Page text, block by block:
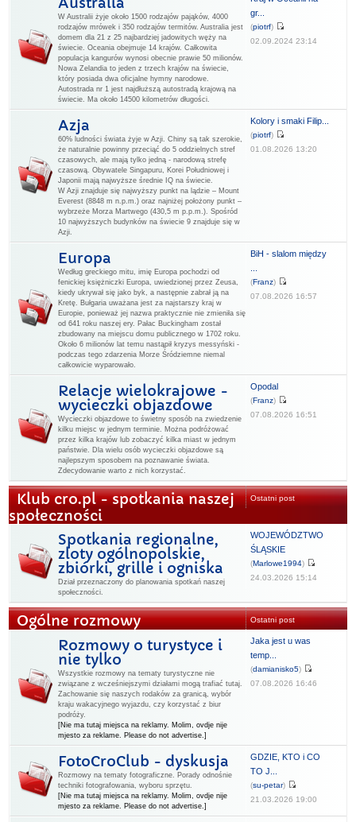
W Australii żyje około 1500 rodzajów pająków, 4000
rodzajów mrówek i 350 rodzajów termitów. Australia jest
domem dla 21 z 25 najbardziej jadowitych węży na
świecie. Oceania obejmuje 14 krajów. Całkowita
populacja kangurów wynosi obecnie prawie 50 milionów.
Nowa Zelandia to jeden z trzech krajów na świecie,
który posiada dwa oficjalne hymny narodowe.
Autostrada nr 1 jest najdłuższą autostradą krajową na
świecie. Ma około 14500 kilometrów długości.
gr...
(piotrf)
02.09.2024 23:14
Azja
60% ludności świata żyje w Azji. Chiny są tak szerokie,
że naturalnie powinny przeciąć do 5 oddzielnych stref
czasowych, ale mają tylko jedną - narodową strefę
czasową. Obywatele Singapuru, Korei Południowej i
Japonii mają najwyższe średnie IQ na świecie.
W Azji znajduje się najwyższy punkt na lądzie – Mount
Everest (8848 m n.p.m.) oraz najniżej położony punkt –
wybrzeże Morza Martwego (430,5 m p.p.m.). Spośród
10 najwyższych budynków na świecie 9 znajduje się w
Azji.
Kolory i smaki Filip...
(piotrf)
01.08.2026 13:20
Europa
Według greckiego mitu, imię Europa pochodzi od
fenickiej księżniczki Europa, uwiedzionej przez Zeusa,
kiedy ukrywał się jako byk, a następnie zabrał ją na
Kretę. Bułgaria uważana jest za najstarszy kraj w
Europie, ponieważ jej nazwa praktycznie nie zmieniła się
od 641 roku naszej ery. Pałac Buckingham został
zbudowany na miejscu domu publicznego w 1702 roku.
Około 6 milionów lat temu nastąpił kryzys messyński -
podczas tego zdarzenia Morze Śródziemne niemal
całkowicie wyparowało.
BiH - slalom między
(Franz)
07.08.2026 16:57
Relacje wielokrajowe -
wycieczki objazdowe
Wycieczki objazdowe to świetny sposób na zwiedzenie
kilku miejsc w jednym terminie. Można podróżować
przez kilka krajów lub zobaczyć kilka miast w jednym
państwie. Dla wielu osób wycieczki objazdowe są
najlepszym sposobem na poznawanie świata.
Zdecydowanie warto z nich korzystać.
Opodal
(Franz)
07.08.2026 16:51
Klub cro.pl - spotkania naszej
społeczności
Ostatni post
Spotkania regionalne,
zloty ogólnopolskie,
zbiórki, grille i ogniska
Dział przeznaczony do planowania spotkań naszej
społeczności.
WOJEWÓDZTWO
ŚLĄSKIE
(Marlowe1994)
24.03.2026 15:14
Ogólne rozmowy Ostatni post
Rozmowy o turystyce i
nie tylko
Wszystkie rozmowy na tematy turystyczne nie
związane z wcześniejszymi działami mogą trafiać tutaj.
Zachowanie się naszych rodaków za granicą, wybór
kraju wakacyjnego wyjazdu, czy korzystać z biur
podróży.
[Nie ma tutaj miejsca na reklamy. Molim, ovdje nije
mjesto za reklame. Please do not advertise.]
Jaka jest u was
temp...
(damianisko5)
07.08.2026 16:46
FotoCroClub - dyskusja
Rozmowy na tematy fotograficzne. Porady odnośnie
techniki fotografowania, wyboru sprzętu.
[Nie ma tutaj miejsca na reklamy. Molim, ovdje nije
mjesto za reklame. Please do not advertise.]
GDZIE, KTO i CO
TO J...
(su-petar)
21.03.2026 19:00